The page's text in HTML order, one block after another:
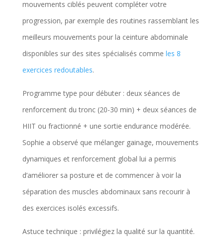
mouvements ciblés peuvent compléter votre
progression, par exemple des routines rassemblant les
meilleurs mouvements pour la ceinture abdominale
disponibles sur des sites spécialisés comme les 8
exercices redoutables.
Programme type pour débuter : deux séances de
renforcement du tronc (20-30 min) + deux séances de
HIIT ou fractionné + une sortie endurance modérée.
Sophie a observé que mélanger gainage, mouvements
dynamiques et renforcement global lui a permis
d’améliorer sa posture et de commencer à voir la
séparation des muscles abdominaux sans recourir à
des exercices isolés excessifs.
Astuce technique : privilégiez la qualité sur la quantité.